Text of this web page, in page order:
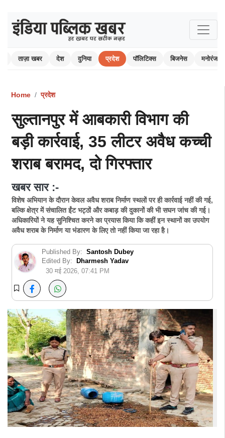
ताज़ा खबर देश दुनिया प्रदेश पॉलिटिक्स बिजनेस मनोरंजन
Home प्रदेश
सुल्तानपुर में आबकारी विभाग की
बड़ी कार्रवाई, 35 लीटर अवैध कच्ची
शराब बरामद, दो गिरफ्तार
खबर सार :-
विशेष अभियान के दौरान केवल अवैध शराब निर्माण स्थलों पर ही कार्रवाई नहीं की गई,
बल्कि क्षेत्र में संचालित ईंट भट्ठों और कबाड़ की दुकानों की भी सघन जांच की गई।
अधिकारियों ने यह सुनिश्चित करने का प्रयास किया कि कहीं इन स्थानों का उपयोग
अवैध शराब के निर्माण या भंडारण के लिए तो नहीं किया जा रहा है।
Published By: Santosh Dubey
Edited By:
Dharmesh Yadav
30 मई 2026, 07:41 PM